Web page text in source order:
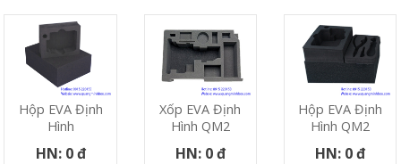
Hộp EVA Định
Hình
HN: 0 đ
Xốp EVA Định
Hình QM2
HN: 0 đ
Hộp EVA Định
Hình QM2
HN: 0 đ